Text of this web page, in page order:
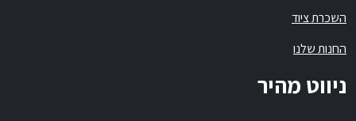
השכרת ציוד
החנות שלנו
ניווט מהיר